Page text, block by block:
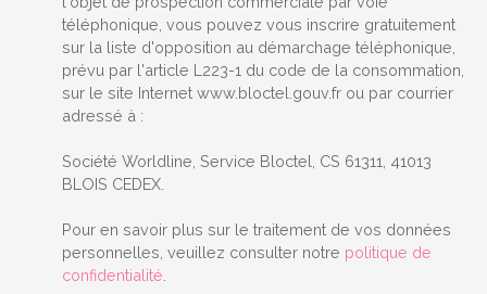
téléphonique, vous pouvez vous inscrire gratuitement
sur la liste d'opposition au démarchage téléphonique,
prévu par l'article L223-1 du code de la consommation,
sur le site Internet www.bloctel.gouv.fr ou par courrier
adressé à :
Société Worldline, Service Bloctel, CS 61311, 41013
BLOIS CEDEX.
Pour en savoir plus sur le traitement de vos données
personnelles, veuillez consulter notre politique de
confidentialité.